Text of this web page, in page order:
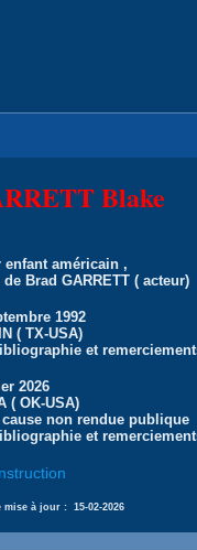
Blake
enfant américain ,
Brad GARRETT ( acteur)
1992
( TX-USA)
et
2026
( OK-USA)
cause non rendue publique
et
mise à jour : 15-02-2026